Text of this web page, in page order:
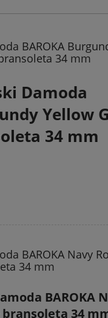
BAROKA
34 mm
Damoda
Yellow
34 mm
BAROKA Navy
34 mm
BAROKA
bransoleta 34